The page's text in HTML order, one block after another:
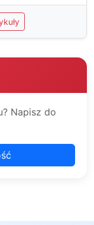
Napisz do